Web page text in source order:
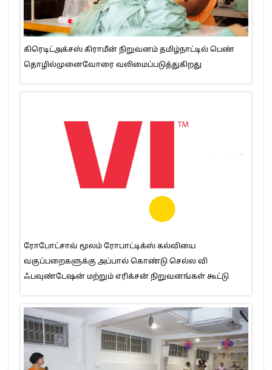
கிரெடிட்அக்சஸ் கிராமீன் நிறுவனம் தமிழ்நாட்டில் பெண்
தொழில்முனைவோரை வலிமைப்படுத்துகிறது
ரோபோட்சாவ் மூலம் ரோபாட்டிக்ஸ் கல்வியை
வகுப்பறைகளுக்கு அப்பால் கொண்டு செல்ல வி
ஃபவுண்டேஷன் மற்றும் எரிக்சன் நிறுவனங்கள் கூட்டு